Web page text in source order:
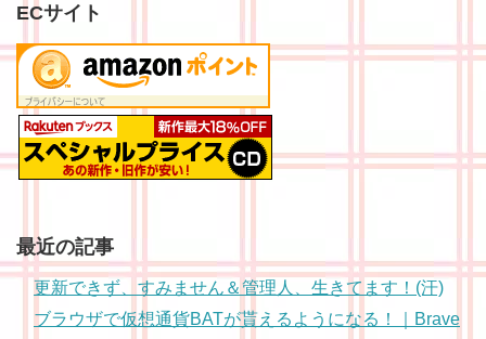
ECサイト
最近の記事
更新できず、すみません＆管理人、生きてます！(汗)
ブラウザで仮想通貨BATが貰えるようになる！｜Brave